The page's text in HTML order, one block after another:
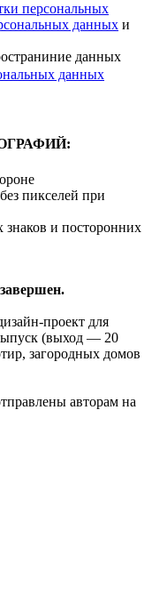
персональных
данных и
данных
данных
пикселей при
и посторонних
проект для
(выход — 20
загородных домов
авторам на